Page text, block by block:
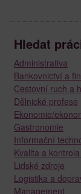
Hledat
Administrativa
Bankovnictví a
Cestovní ruch a
Dělnické profese
Ekonomie/
Gastronomie
Informační
Kvalita a
Lidské zdroje
Logistika a
Management